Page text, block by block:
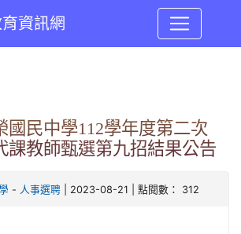
資訊網
國民中學112學年度第二次
課教師甄選第九招結果公告
- 人事選聘| 2023-08-21 | 點閱數： 312